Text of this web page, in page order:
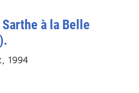
à la Belle
1994